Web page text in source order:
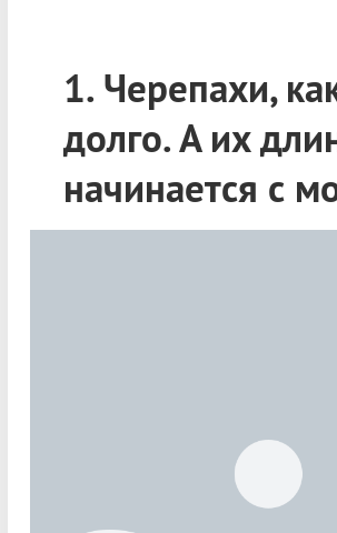
1. Черепахи,
долго. А их
начинается с